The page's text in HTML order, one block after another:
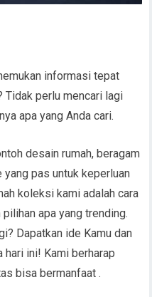
informasi tepat
Tidak perlu mencari lagi
apa yang Anda cari.
desain rumah, beragam
pas untuk keperluan
koleksi kami adalah cara
apa yang trending.
Dapatkan ide Kamu dan
hari ini! Kami berharap
bisa bermanfaat .